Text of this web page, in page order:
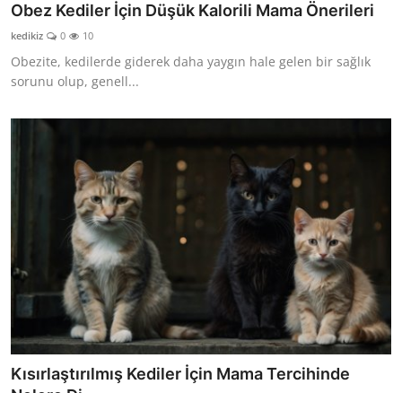
Obez Kediler İçin Düşük Kalorili Mama Önerileri
kedikiz 0 10
Obezite, kedilerde giderek daha yaygın hale gelen bir sağlık
sorunu olup, genell...
Kısırlaştırılmış Kediler İçin Mama Tercihinde